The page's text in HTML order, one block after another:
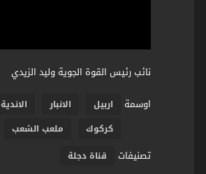
نائب رئيس القوة الجوية وليد الزيدي
اوسمة
اربيل الانبار الاندية
كركوك
ملعب الشعب
تصنيفات قناة دجلة